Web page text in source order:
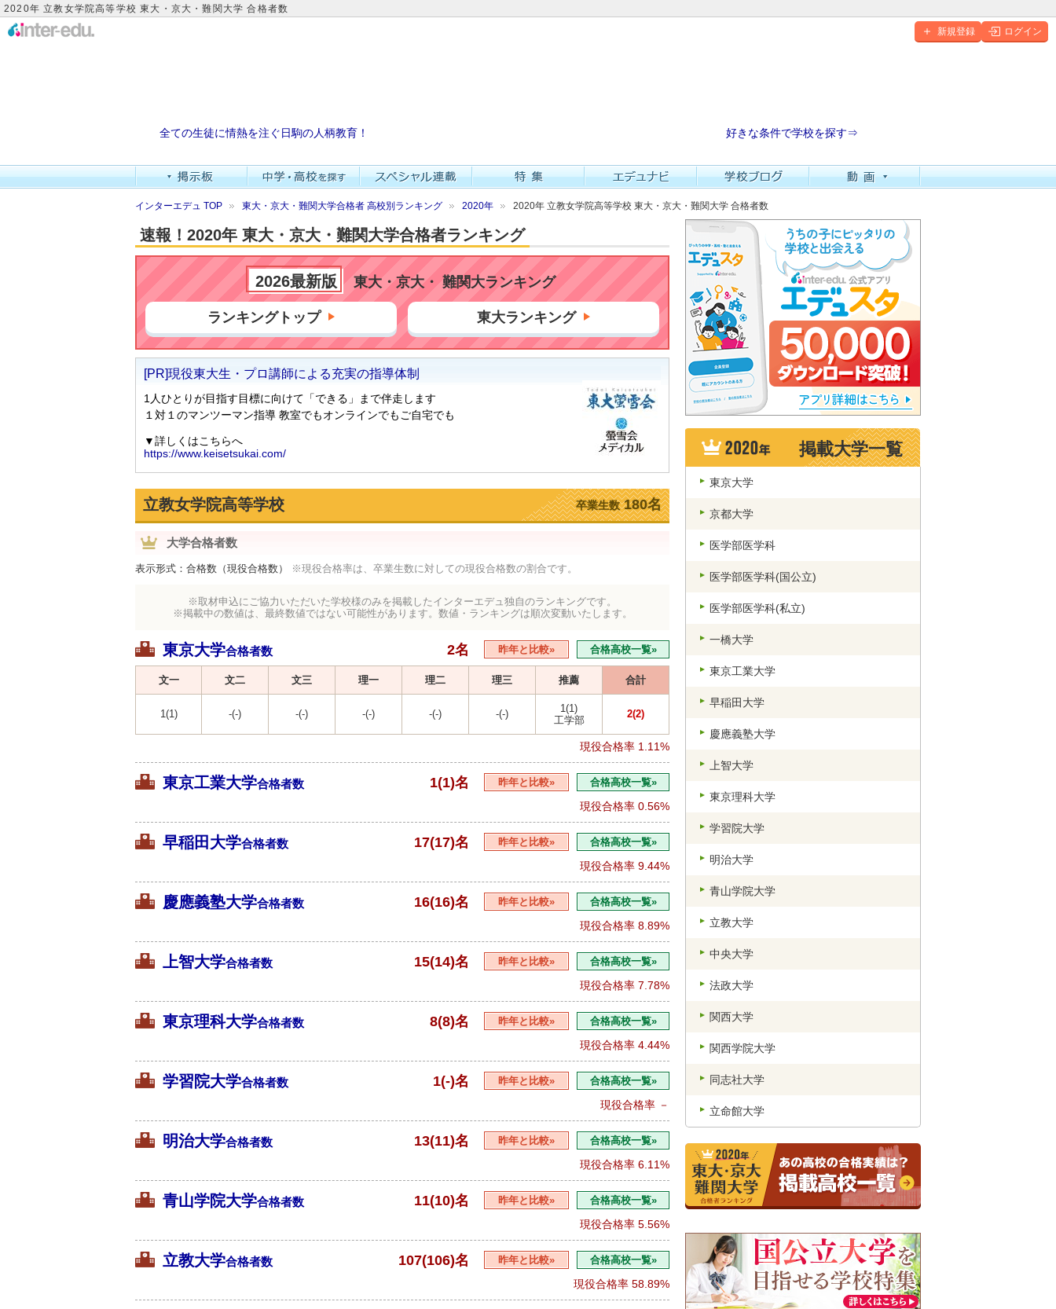
2020年 立教女学院高等学校 東大・京大・難関大学 合格者数
新規登録 ログイン
全ての生徒に情熱を注ぐ日駒の人柄教育！ 好きな条件で学校を探す⇒
インターエデュ TOP 東大・京大・難関大学合格者 高校別ランキング 2020年 2020年 立教女学院高等学校 東大・京大・難関大学 合格者数
速報！2020年 東大・京大・難関大学合格者ランキング
2026最新版 東大・京大・ 難関大ランキング
ランキングトップ 東大ランキング
立教女学院高等学校 卒業生数180名
大学合格者数
表示形式：合格数（現役合格数） ※現役合格率は、卒業生数に対しての現役合格数の割合です。
※取材申込にご協力いただいた学校様のみを掲載したインターエデュ独自のランキングです。
※掲載中の数値は、最終数値ではない可能性があります。数値・ランキングは順次変動いたします。
東京大学合格者数 2名 昨年と比較» 合格高校一覧»
文一 文二 文三 理一 理二 理三 推薦 合計
1(1) -(-) -(-) -(-) -(-) -(-)
1(1)
工学部
2(2)
現役合格率 1.11%
東京工業大学合格者数 1(1)名 昨年と比較» 合格高校一覧»
現役合格率 0.56%
早稲田大学合格者数 17(17)名 昨年と比較» 合格高校一覧»
現役合格率 9.44%
慶應義塾大学合格者数 16(16)名 昨年と比較» 合格高校一覧»
現役合格率 8.89%
上智大学合格者数 15(14)名 昨年と比較» 合格高校一覧»
現役合格率 7.78%
東京理科大学合格者数 8(8)名 昨年と比較» 合格高校一覧»
現役合格率 4.44%
学習院大学合格者数 1(-)名 昨年と比較» 合格高校一覧»
現役合格率 －
明治大学合格者数 13(11)名 昨年と比較» 合格高校一覧»
現役合格率 6.11%
青山学院大学合格者数 11(10)名 昨年と比較» 合格高校一覧»
現役合格率 5.56%
立教大学合格者数 107(106)名 昨年と比較» 合格高校一覧»
現役合格率 58.89%
掲載大学一覧
東京大学
京都大学
医学部医学科
医学部医学科(国公立)
医学部医学科(私立)
一橋大学
東京工業大学
早稲田大学
慶應義塾大学
上智大学
東京理科大学
学習院大学
明治大学
青山学院大学
立教大学
中央大学
法政大学
関西大学
関西学院大学
同志社大学
立命館大学